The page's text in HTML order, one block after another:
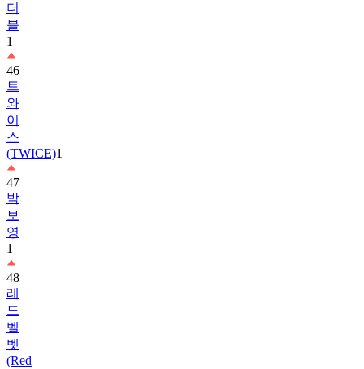
더
블
1
46
트
와
이
스
(TWICE)1
47
박
보
영
1
48
레
드
벨
벳
(Red